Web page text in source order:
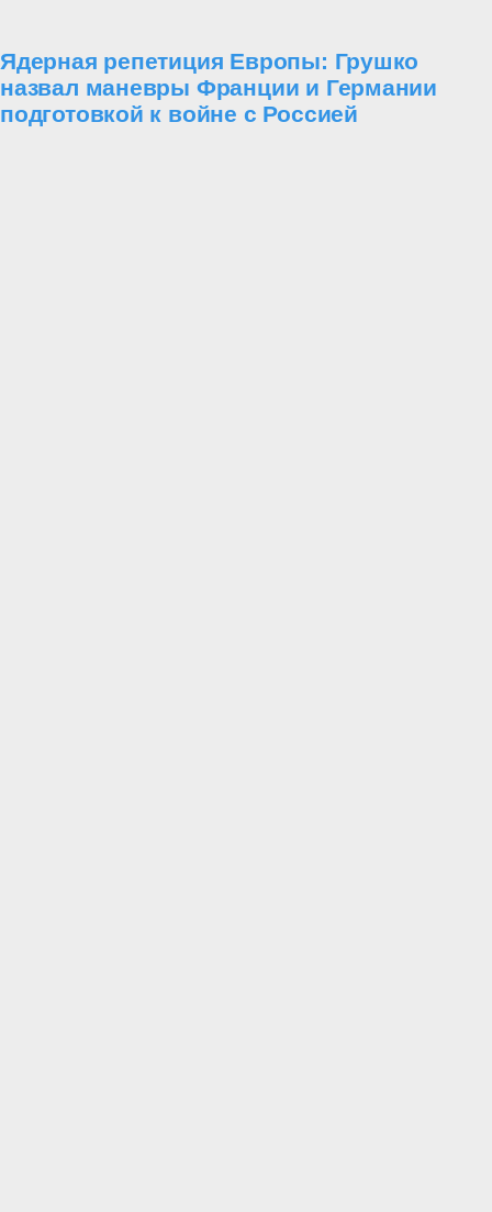
Ядерная репетиция Европы: Грушко
назвал маневры Франции и Германии
подготовкой к войне с Россией